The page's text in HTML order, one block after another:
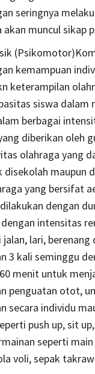
seringnya
muncul sikap
kemampuan
keterampilan
siswa dalam
berbagai
diberikan oleh
olahraga yang
disekolah maupun
yang bersifat
dengan
intensitas
lari,
3 kali seminggu
menit untuk
penguatan otot,
secara individu
push up, sit
seperti
voli, sepak